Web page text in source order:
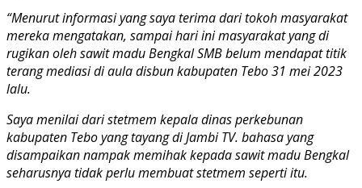
“Menurut informasi yang saya terima dari tokoh masyarakat
mereka mengatakan, sampai hari ini masyarakat yang di
rugikan oleh sawit madu Bengkal SMB belum mendapat titik
terang mediasi di aula disbun kabupaten Tebo 31 mei 2023
lalu.
Saya menilai dari stetmem kepala dinas perkebunan
kabupaten Tebo yang tayang di Jambi TV. bahasa yang
disampaikan nampak memihak kepada sawit madu Bengkal
seharusnya tidak perlu membuat stetmem seperti itu.